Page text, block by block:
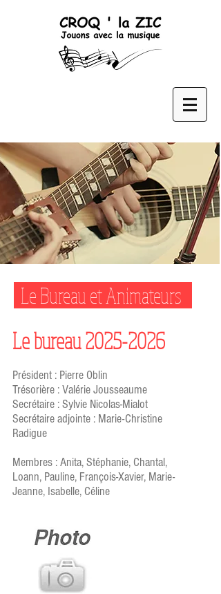
Le Bureau et Animateurs
Le bureau2025-2026
Président : Pierre Oblin
Trésorière : Valérie Jousseaume
Secrétaire : Sylvie Nicolas-Mialot
Secrétaire adjointe : Marie-Christine
Radigue
Membres : Anita, Stéphanie, Chantal,
Loann, Pauline, François-Xavier, Marie-
Jeanne, Isabelle, Céline